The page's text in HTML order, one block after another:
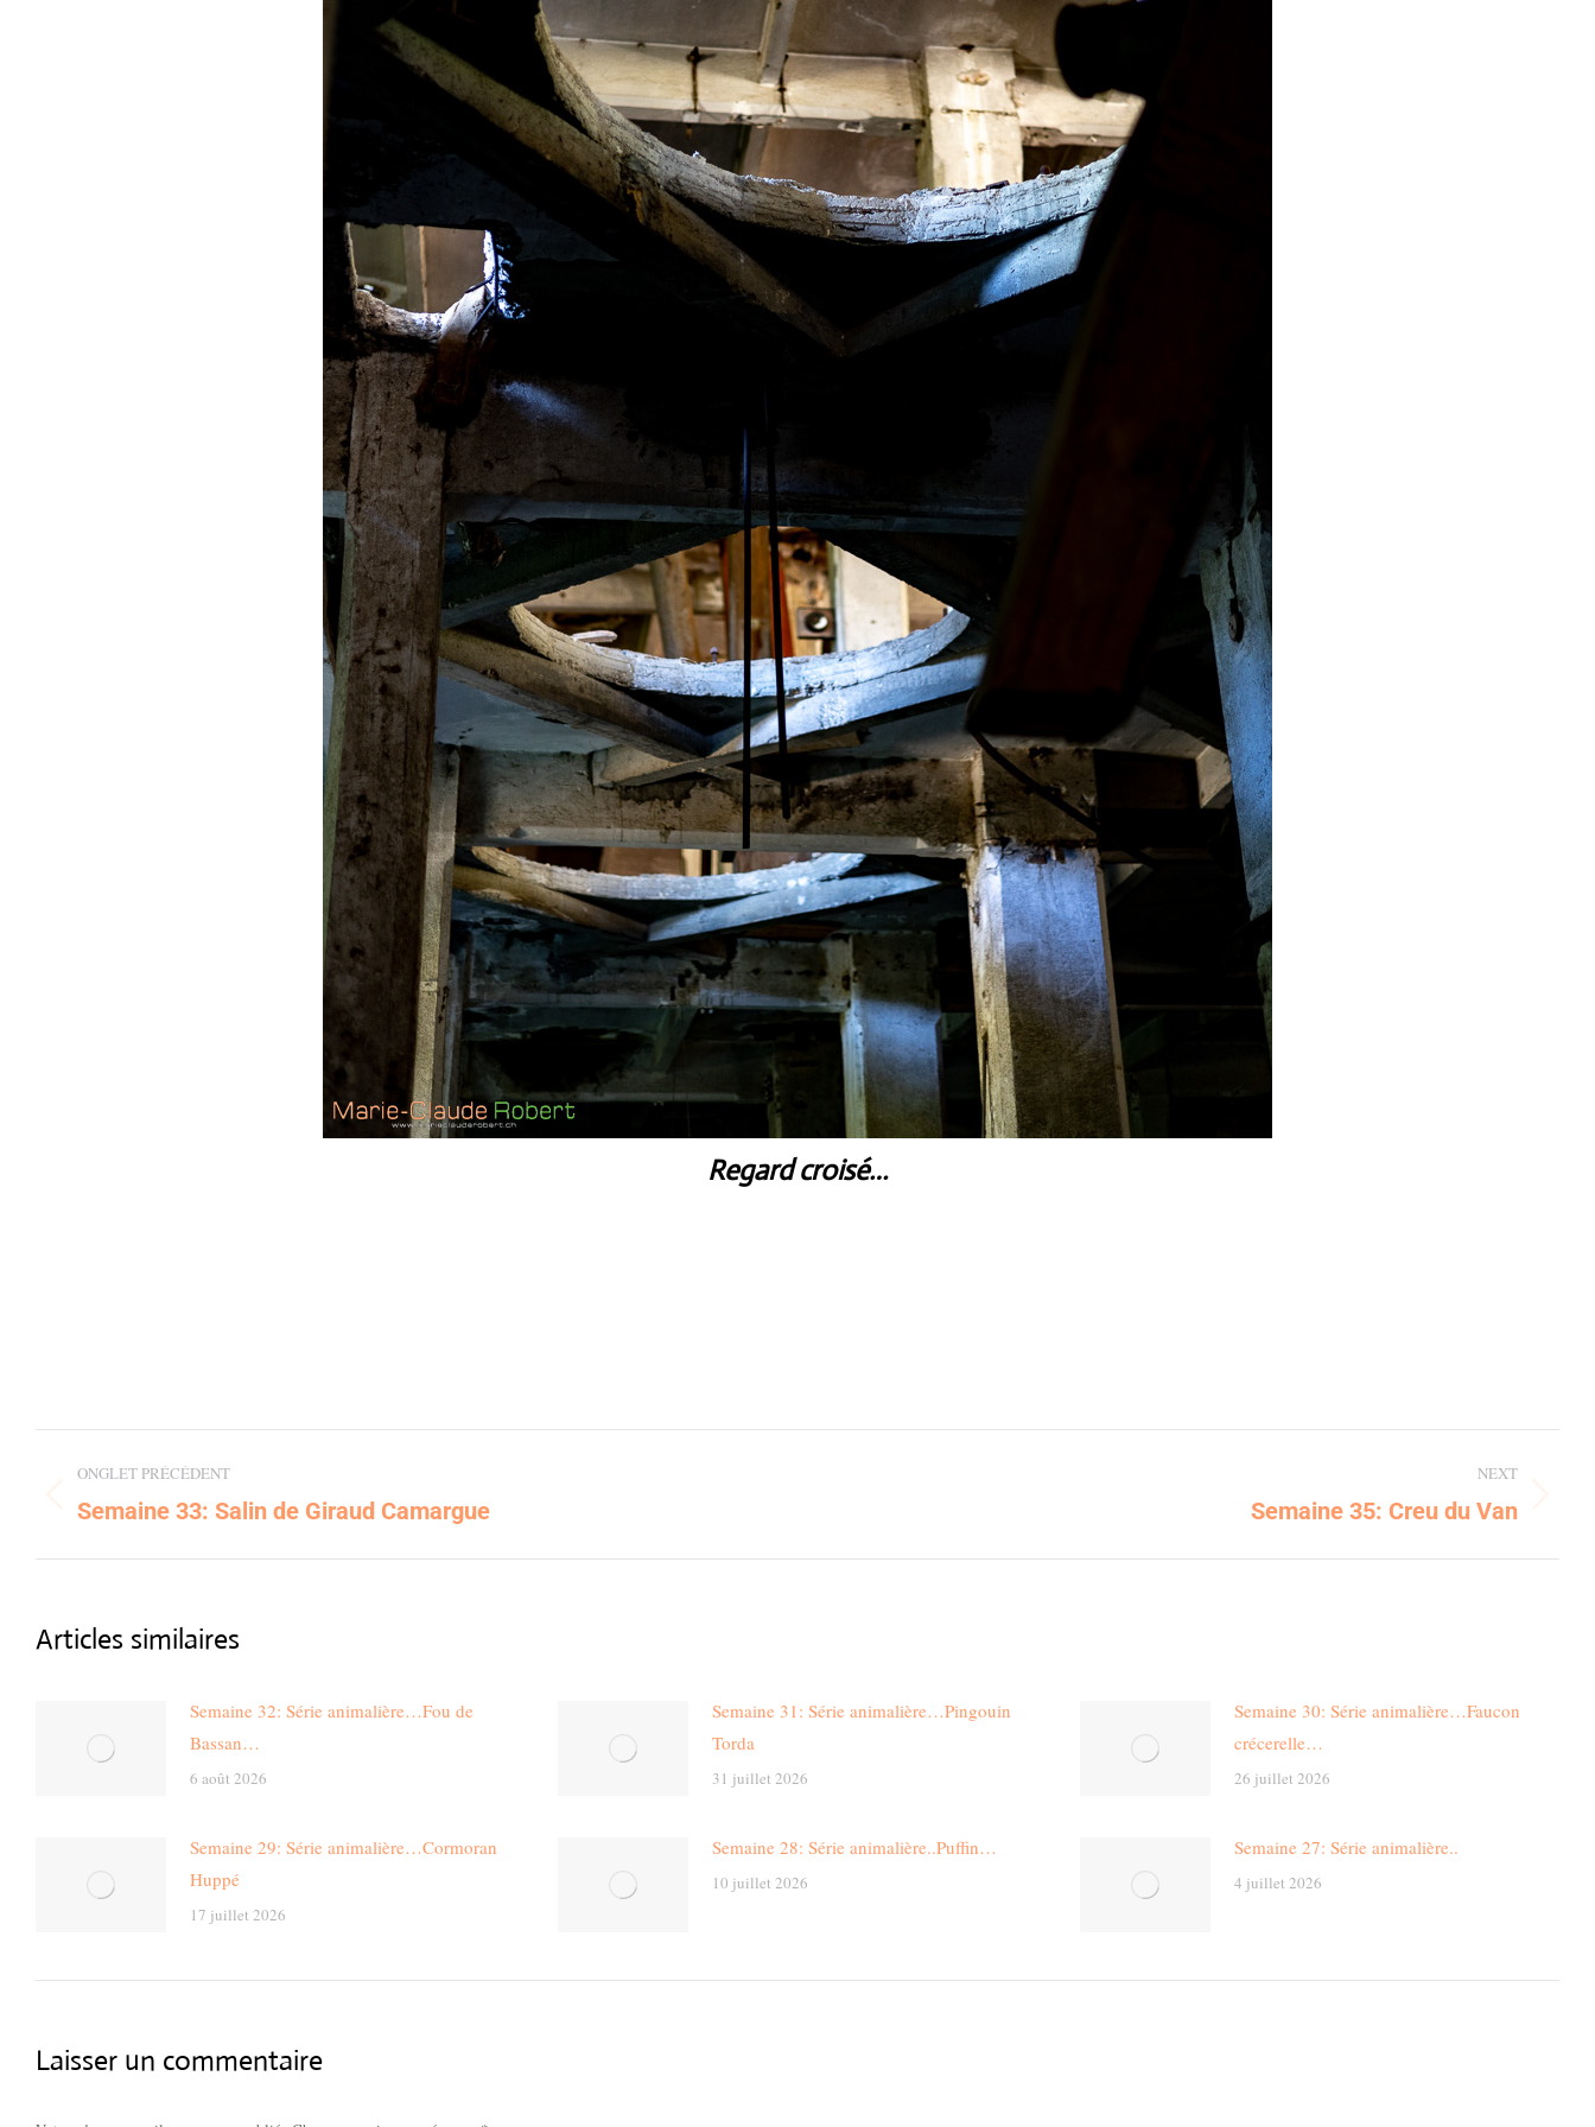
Regard croisé…
navigation
ONGLET PRÉCÉDENT
Previous
Semaine 33: Salin de Giraud Camargue
NEXT
Semaine 35: Creu du Van
Articles similaires
Semaine 32: Série animalière…Fou de
Bassan…
6 août 2026
Semaine 31: Série animalière…Pingouin
Torda
31 juillet 2026
Semaine 30: Série animalière…Faucon
crécerelle…
26 juillet 2026
Semaine 29: Série animalière…Cormoran
Huppé
17 juillet 2026
Semaine 28: Série animalière..Puffin…
10 juillet 2026
Semaine 27: Série animalière..
4 juillet 2026
Laisser un commentaire